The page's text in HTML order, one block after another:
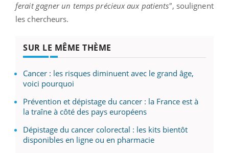
ferait gagner un temps précieux aux patients", soulignent
les chercheurs.
SUR LE MÊME THÈME
Cancer : les risques diminuent avec le grand âge,
voici pourquoi
Prévention et dépistage du cancer : la France est à
la traîne à côté des pays européens
Dépistage du cancer colorectal : les kits bientôt
disponibles en ligne ou en pharmacie